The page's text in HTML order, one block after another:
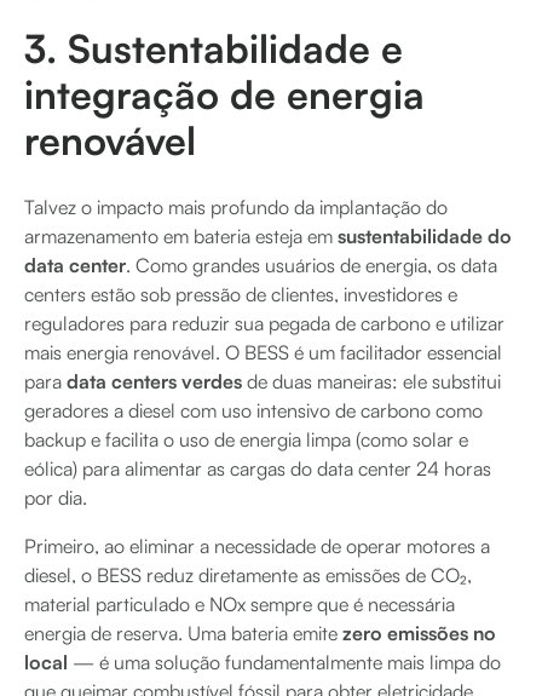
3. Sustentabilidade e
integração de energia
renovável
Talvez o impacto mais profundo da implantação do
armazenamento em bateria esteja em sustentabilidade do
data center. Como grandes usuários de energia, os data
centers estão sob pressão de clientes, investidores e
reguladores para reduzir sua pegada de carbono e utilizar
mais energia renovável. O BESS é um facilitador essencial
para data centers verdes de duas maneiras: ele substitui
geradores a diesel com uso intensivo de carbono como
backup e facilita o uso de energia limpa (como solar e
eólica) para alimentar as cargas do data center 24 horas
por dia.
Primeiro, ao eliminar a necessidade de operar motores a
diesel, o BESS reduz diretamente as emissões de CO₂,
material particulado e NOx sempre que é necessária
energia de reserva. Uma bateria emite zero emissões no
local — é uma solução fundamentalmente mais limpa do
que queimar combustível fóssil para obter eletricidade.